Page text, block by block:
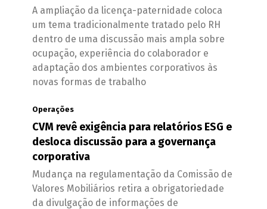
A ampliação da licença-paternidade coloca
um tema tradicionalmente tratado pelo RH
dentro de uma discussão mais ampla sobre
ocupação, experiência do colaborador e
adaptação dos ambientes corporativos às
novas formas de trabalho
Operações
CVM revê exigência para relatórios ESG e
desloca discussão para a governança
corporativa
Mudança na regulamentação da Comissão de
Valores Mobiliários retira a obrigatoriedade
da divulgação de informações de